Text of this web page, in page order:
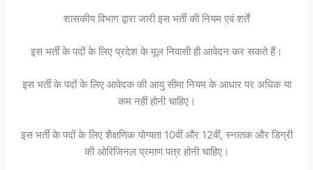
शासकीय विभाग द्वारा जारी इस भर्ती की नियम एवं शर्तें
इस भर्ती के पदों के लिए प्रदेश के मूल निवासी ही आवेदन कर सकते हैं।
इस भर्ती के पदों के लिए आवेदक की आयु सीमा नियम के आधार पर अधिक या
कम नहीं होनी चाहिए।
इस भर्ती के पदों के लिए शैक्षणिक योग्यता 10वीं और 12वीं, स्नातक और डिग्री
की ओरिजिनल प्रमाण पत्र होनी चाहिए।